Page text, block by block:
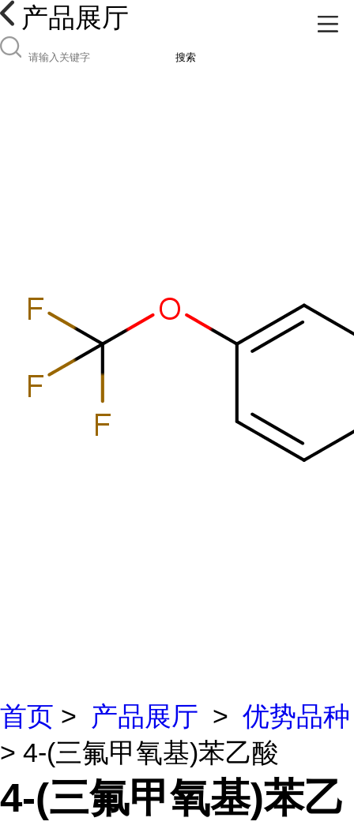
产品展厅
搜索
首页 > 产品展厅 > 优势品种
> 4-(三氟甲氧基)苯乙酸
4-(三氟甲氧基)苯乙